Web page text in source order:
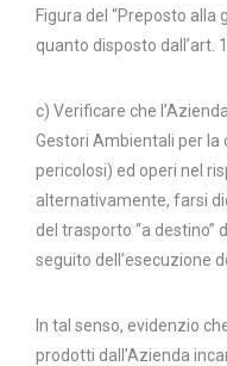
Figura del “Preposto alla
quanto disposto dall’art.
c) Verificare che
Gestori Ambientali per
pericolosi) ed operi nel
alternativamente, farsi
del trasporto “a destino”
seguito dell’esecuzione
In tal senso, evidenzio
prodotti dall’Azienda